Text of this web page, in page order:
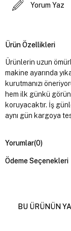
Yorum Yaz
Ürün Özellikleri
Ürünlerin uzun
makine ayarında
kurutmanızı
hem ilk günkü
koruyacaktır. İş
aynı gün kargoya
Yorumlar(0)
Ödeme Seçenekleri
BU ÜRÜNÜN